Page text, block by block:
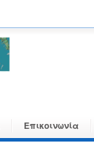
Επικοινωνία